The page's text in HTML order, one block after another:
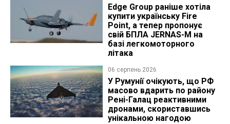
Edge Group раніше хотіла
купити українську Fire
Point, а тепер пропонує
свій БПЛА JERNAS-M на
базі легкомоторного
літака
06 серпень 2026
У Румунії очікують, що РФ
масово вдарить по району
Рені-Галац реактивними
дронами, скориставшись
унікальною нагодою